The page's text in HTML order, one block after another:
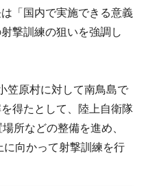
「国内で実施できる意義
撃訓練の狙いを強調し
笠原村に対して南鳥島で
得たとして、陸上自衛隊
所などの整備を進め、
向かって射撃訓練を行